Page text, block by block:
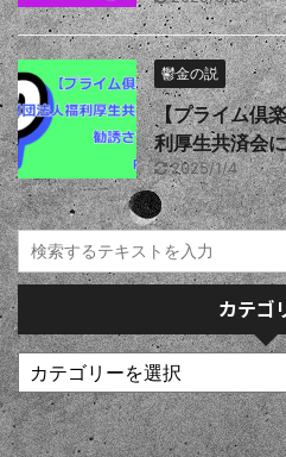
鬱金の説
【プライム倶
利厚生共済会
2025/1/4
カテゴ